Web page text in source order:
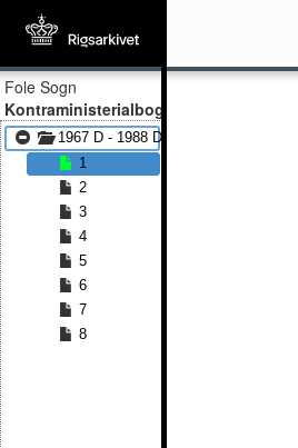
Fole Sogn
Kontraministerialbog
1967 D - 1988 D
1
2
3
4
5
6
7
8